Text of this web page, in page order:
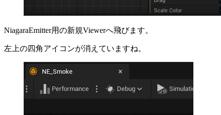
NiagaraEmitter用の新規Viewerへ飛びます。
左上の四角アイコンが消えていますね。